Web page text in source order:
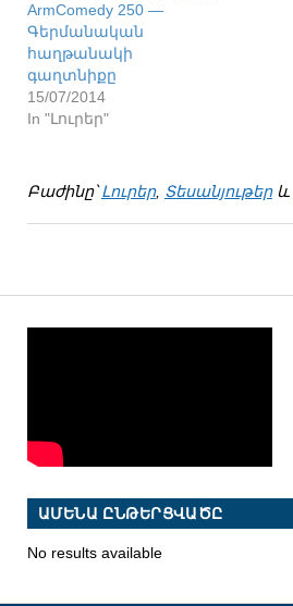
ArmComedy 250 —
Գերմանական
հաղթանակի
գաղտնիքը
15/07/2014
In "Լուրեր"
Բաժինը՝Լուրեր, Տեսանյութերև
ԱՄԵՆԱ ԸՆԹԵՐՑՎԱԾԸ
No results available